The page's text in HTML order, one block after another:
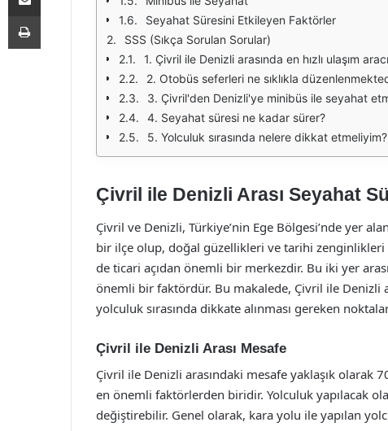
Seyahat Süresini Etkileyen Faktörler
SSS (Sıkça Sorulan Sorular)
1. Çivril ile Denizli arasında en hızlı ulaşım
2. Otobüs seferleri ne sıklıkla
3. Çivril'den Denizli'ye minibüs ile seyahat
4. Seyahat süresi ne kadar sürer?
5. Yolculuk sırasında nelere dikkat etmeliyim?
Çivril ile Denizli Arası Seyahat
Çivril ve Denizli, Türkiye’nin Ege Bölgesi’nde yer
bir ilçe olup, doğal güzellikleri ve tarihi
de ticari açıdan önemli bir merkezdir. Bu iki yer
önemli bir faktördür. Bu makalede, Çivril ile Denizli
yolculuk sırasında dikkate alınması gereken
Çivril ile Denizli Arası Mesafe
Çivril ile Denizli arasındaki mesafe yaklaşık olarak
en önemli faktörlerden biridir. Yolculuk yapılacak
değiştirebilir. Genel olarak, kara yolu ile yapılan